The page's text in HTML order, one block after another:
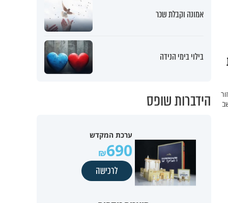
אמונה וקבלת שכר
בילוי בימי הנידה
הידברות שופס
ערכת המקדש
690
לרכישה